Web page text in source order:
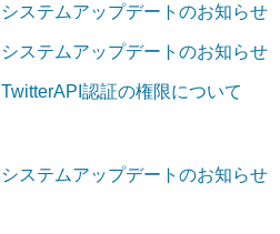
システムアップデートのお知らせ
システムアップデートのお知らせ
TwitterAPI認証の権限について
システムアップデートのお知らせ